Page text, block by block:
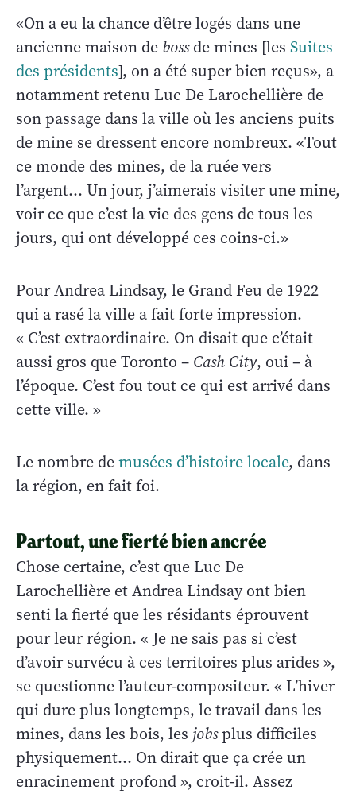
«On a eu la chance d’être logés dans une
ancienne maison de bossde mines [les Suites
des présidents], on a été super bien reçus», a
notamment retenu Luc De Larochellière de
son passage dans la ville où les anciens puits
de mine se dressent encore nombreux. «Tout
ce monde des mines, de la ruée vers
l’argent... Un jour, j’aimerais visiter une mine,
voir ce que c’est la vie des gens de tous les
jours, qui ont développé ces coins-ci.»
Pour Andrea Lindsay, le Grand Feu de 1922
qui a rasé la ville a fait forte impression.
« C’est extraordinaire. On disait que c’était
aussi gros que Toronto – Cash City, oui – à
l’époque. C’est fou tout ce qui est arrivé dans
cette ville. »
Le nombre demusées d’histoire locale, dans
la région, en fait foi.
Partout, une fierté bien ancrée
Chose certaine, c’est que Luc De
Larochellière et Andrea Lindsay ont bien
senti la fierté que les résidants éprouvent
pour leur région. « Je ne sais pas si c’est
d’avoir survécu à ces territoires plus arides »,
se questionne l’auteur-compositeur. « L’hiver
qui dure plus longtemps, le travail dans les
mines, dans les bois, les jobsplus difficiles
physiquement… On dirait que ça crée un
enracinement profond », croit-il. Assez